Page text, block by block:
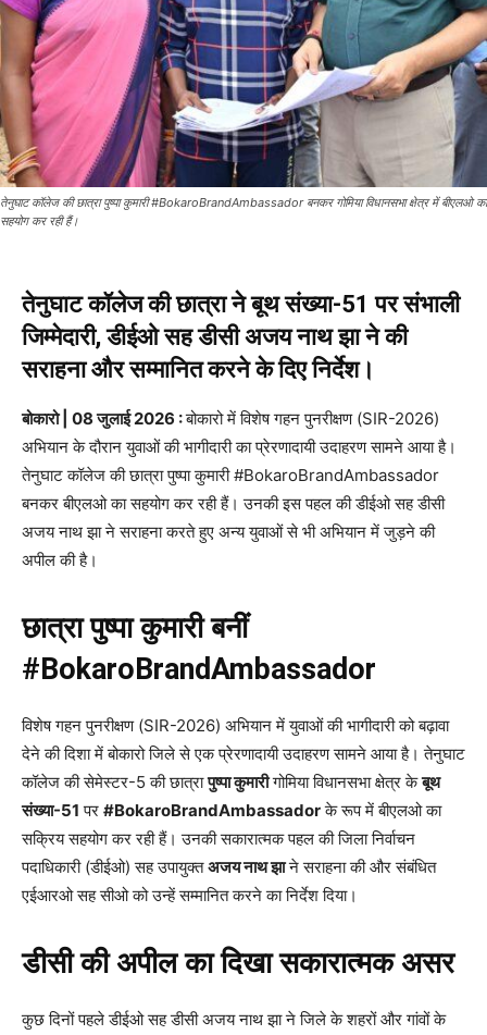
तेनुघाट कॉलेज की छात्रा पुष्पा कुमारी #BokaroBrandAmbassador बनकर गोमिया विधानसभा क्षेत्र में बीएलओ का
सहयोग कर रही हैं।
तेनुघाट कॉलेज की छात्रा ने बूथ संख्या-51 पर संभाली
जिम्मेदारी, डीईओ सह डीसी अजय नाथ झा ने की
सराहना और सम्मानित करने के दिए निर्देश।
बोकारो | 08 जुलाई 2026 :बोकारो में विशेष गहन पुनरीक्षण (SIR-2026)
अभियान के दौरान युवाओं की भागीदारी का प्रेरणादायी उदाहरण सामने आया है।
तेनुघाट कॉलेज की छात्रा पुष्पा कुमारी #BokaroBrandAmbassador
बनकर बीएलओ का सहयोग कर रही हैं। उनकी इस पहल की डीईओ सह डीसी
अजय नाथ झा ने सराहना करते हुए अन्य युवाओं से भी अभियान में जुड़ने की
अपील की है।
छात्रा पुष्पा कुमारी बनीं
#BokaroBrandAmbassador
विशेष गहन पुनरीक्षण (SIR-2026) अभियान में युवाओं की भागीदारी को बढ़ावा
देने की दिशा में बोकारो जिले से एक प्रेरणादायी उदाहरण सामने आया है। तेनुघाट
कॉलेज की सेमेस्टर-5 की छात्रापुष्पा कुमारीगोमिया विधानसभा क्षेत्र केबूथ
संख्या-51 पर #BokaroBrandAmbassadorके रूप में बीएलओ का
सक्रिय सहयोग कर रही हैं। उनकी सकारात्मक पहल की जिला निर्वाचन
पदाधिकारी (डीईओ) सह उपायुक्तअजय नाथ झाने सराहना की और संबंधित
एईआरओ सह सीओ को उन्हें सम्मानित करने का निर्देश दिया।
डीसी की अपील का दिखा सकारात्मक असर
कुछ दिनों पहले डीईओ सह डीसी अजय नाथ झा ने जिले के शहरों और गांवों के